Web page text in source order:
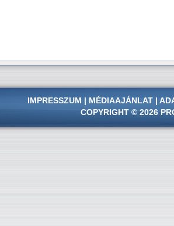
IMPRESSZUM | MÉDIAAJÁNLAT |
COPYRIGHT © 2026